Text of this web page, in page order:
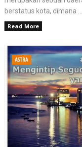
berstatus kota, dimana ...
Read More
ASTRA